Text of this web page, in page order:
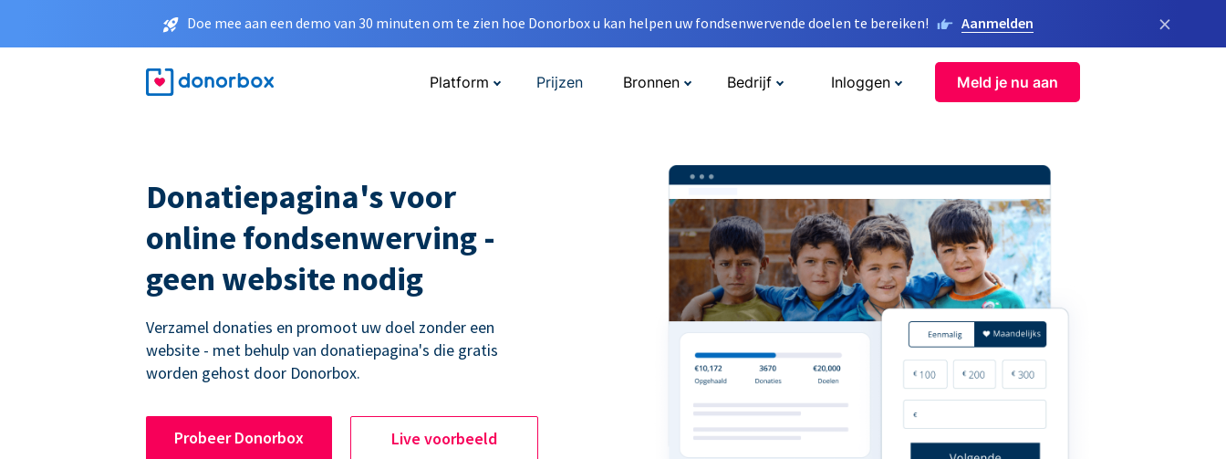
Doe mee aan een demo van 30 minuten om te zien hoe Donorbox u kan helpen uw fondsenwervende doelen te bereiken! Aanmelden ×
Platform Prijzen Bronnen Bedrijf Inloggen Meld je nu aan
Donatiepagina's voor
online fondsenwerving -
geen website nodig
Verzamel donaties en promoot uw doel zonder een
website - met behulp van donatiepagina's die gratis
worden gehost door Donorbox.
Probeer Donorbox Live voorbeeld